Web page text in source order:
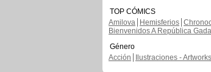
TOP CÓMICS
Amilova
Hemisferios
Bienvenidos A República Gada
Género
Acción
Ilustraciones - Artworks